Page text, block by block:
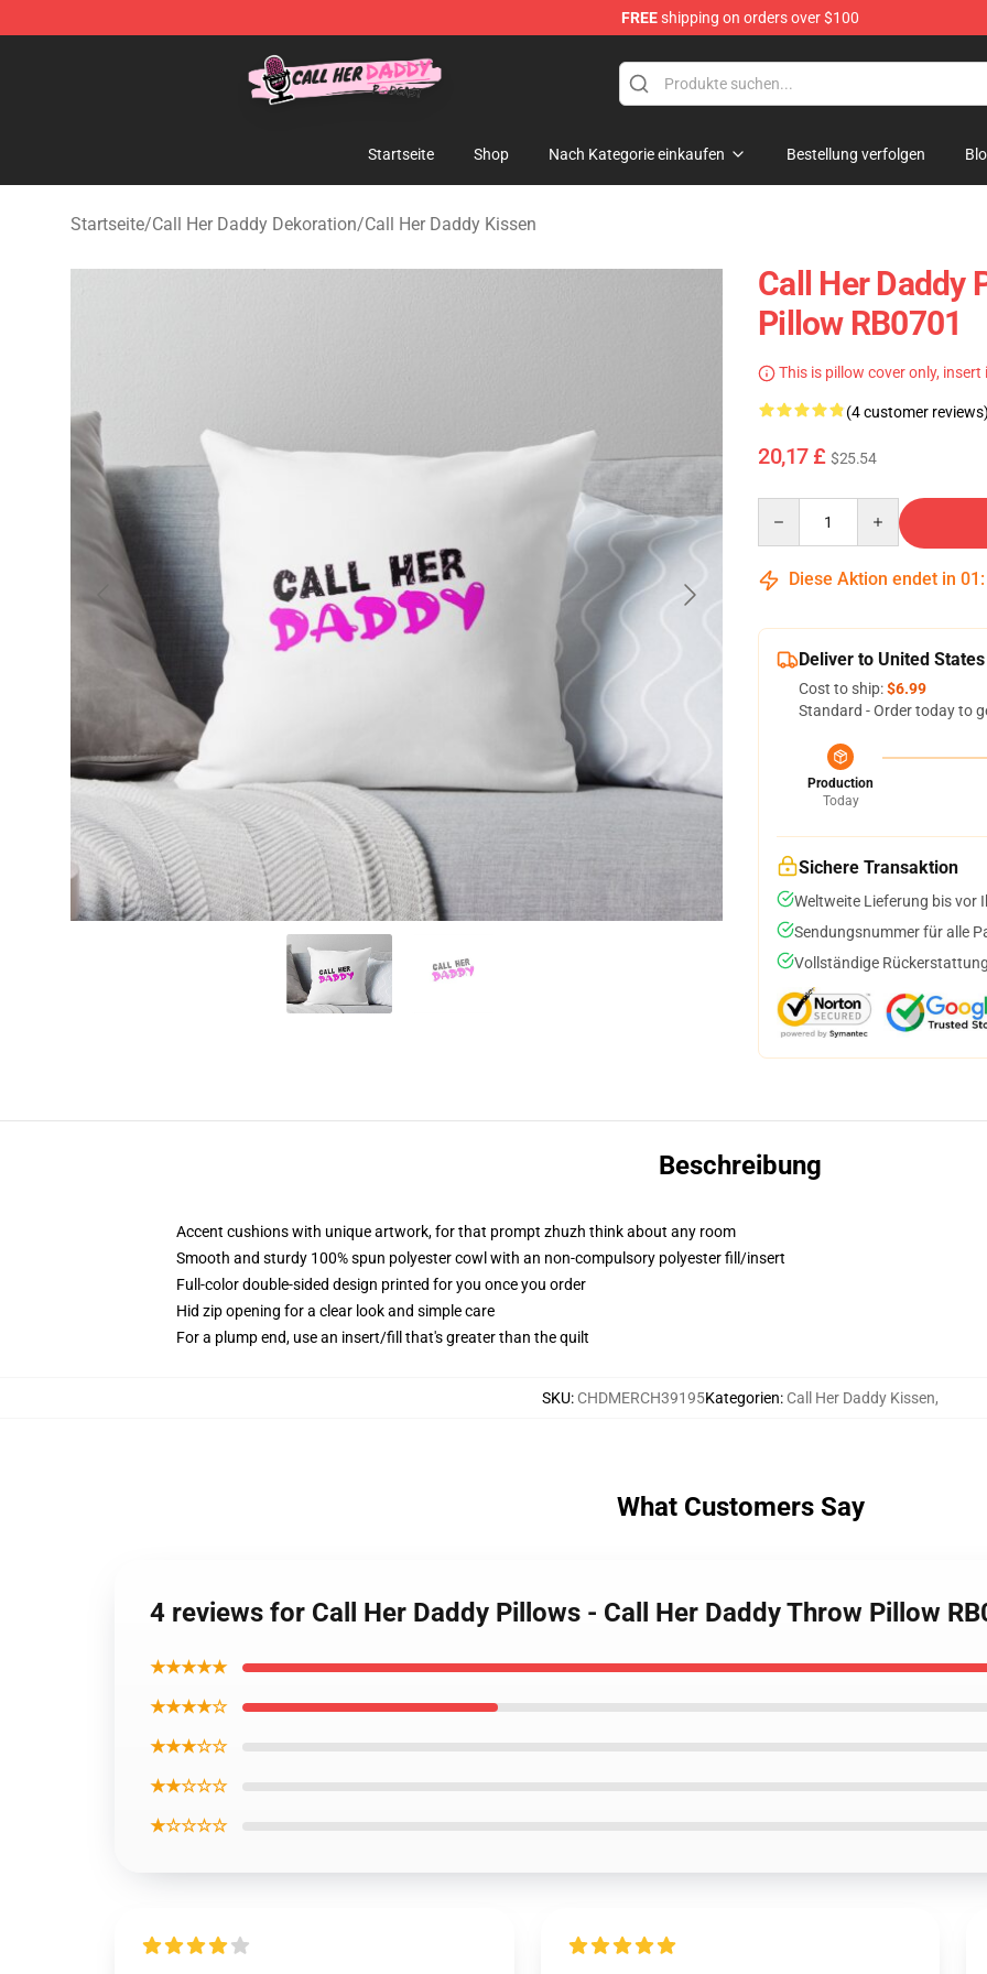
FREEshipping on orders over $100
Call Her Daddy Store - Official Call Her Daddy Merchandise Shop
Startseite Shop Nach Kategorie einkaufen Bestellung verfolgen
Startseite/Call Her Daddy Dekoration/Call Her Daddy Kissen
Call Her Daddy
Pillow RB0701
This is pillow cover only,
(4 customer
20,17 £ $25.54
Diese Aktion endet in 01
Deliver to United States
Cost to ship:$6.99
Standard - Order today to
Production
Today
Sichere Transaktion
Weltweite Lieferung bis vor
Sendungsnummer für alle
Vollständige
Beschreibung
Accent cushions with unique artwork, for that prompt zhuzh think about any room
Smooth and sturdy 100% spun polyester cowl with an non-compulsory polyester fill/insert
Full-color double-sided design printed for you once you order
Hid zip opening for a clear look and simple care
For a plump end, use an insert/fill that's greater than the quilt
SKU: CHDMERCH39195Kategorien: Call Her Daddy Kissen,
What Customers Say
4 reviews for Call Her Daddy Pillows - Call Her Daddy Throw Pillow
★★★★★
★★★★☆
★★★☆☆
★★☆☆☆
★☆☆☆☆